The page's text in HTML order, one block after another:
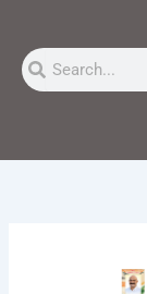
content
SearchSearch